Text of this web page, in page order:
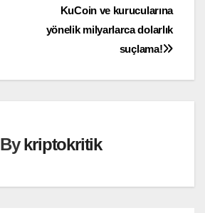
KuCoin ve kurucularına
yönelik milyarlarca dolarlık
suçlama!
Bykriptokritik